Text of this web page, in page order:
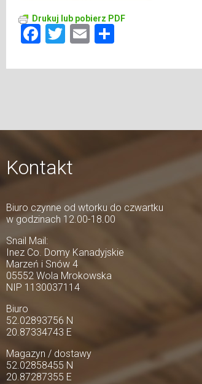
Drukuj lub pobierz PDF
Facebook
Twitter
Email
Kontakt
Biuro czynne od wtorku do czwartku
w godzinach 12.00-18.00
Snail Mail:
Inez Co. Domy Kanadyjskie
Marzeń i Snów 4
05552 Wola Mrokowska
NIP 1130037114
Biuro
52.02893756 N
20.87334743 E
Magazyn / dostawy
52.02858455 N
20.87287355 E